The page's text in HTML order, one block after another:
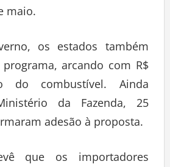
maio.
os estados também
arcando com R$
do combustível. Ainda
da Fazenda, 25
adesão à proposta.
que os importadores